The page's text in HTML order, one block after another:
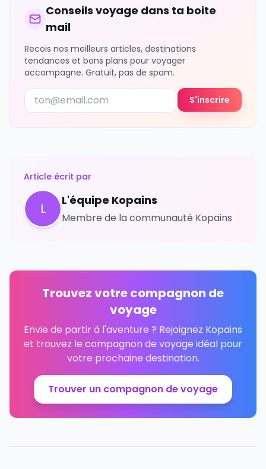
Conseils voyage dans ta boite
mail
Recois nos meilleurs articles, destinations
tendances et bons plans pour voyager
accompagne. Gratuit, pas de spam.
S'inscrire
Article écrit par
L
L'équipe Kopains
Membre de la communauté Kopains
Trouvez votre compagnon de
voyage
Envie de partir à l'aventure ? Rejoignez Kopains
et trouvez le compagnon de voyage idéal pour
votre prochaine destination.
Trouver un compagnon de voyage